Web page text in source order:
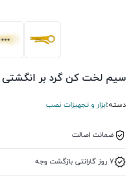
سیم لخت کن گرد بر انگشتی
دسته:ابزار و تجهیزات نصب
ضمانت اصالت
7 روز گارانتی بازگشت وجه